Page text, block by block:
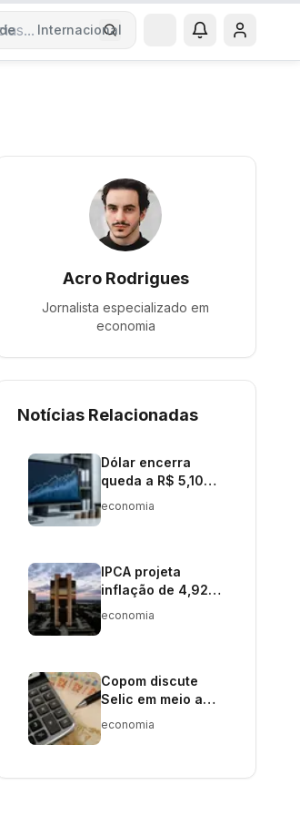
Internacional
Acro Rodrigues
Jornalista especializado em
economia
Notícias Relacionadas
Dólar encerra
queda a R$ 5,10
com IPCA abaixo
economia
IPCA projeta
inflação de 4,92%
com aumento
economia
Copom discute
Selic em meio a
economia